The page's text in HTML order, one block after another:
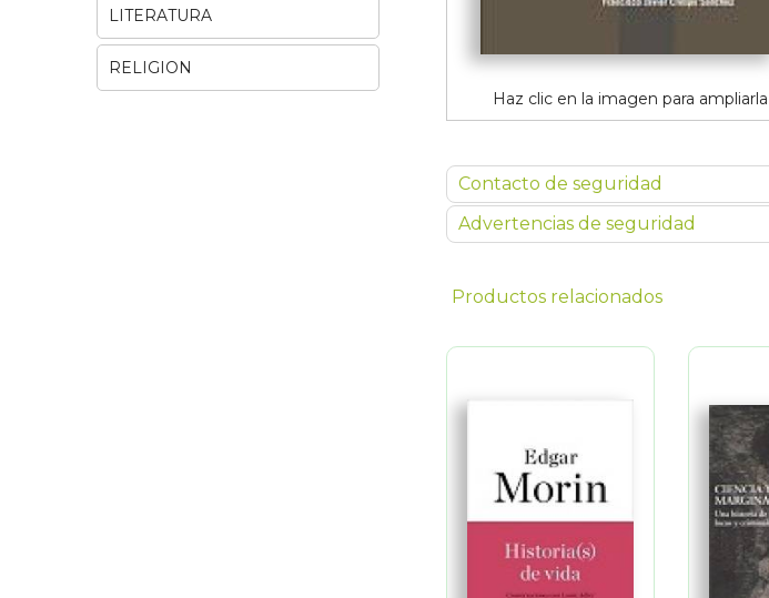
Haz clic en la imagen para ampliarla
Contacto de seguridad
Advertencias de seguridad
Productos relacionados
LITERATURA
RELIGION